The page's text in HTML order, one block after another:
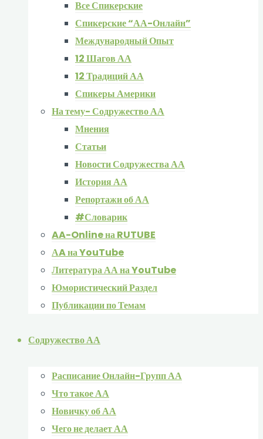
Все Спикерские
Спикерские “АА-Онлайн”
Международный Опыт
12 Шагов АА
12 Традиций АА
Спикеры Америки
На тему- Содружество АА
Мнения
Статьи
Новости Содружества АА
История АА
Репортажи об АА
#Словарик
AA-Online на RUTUBE
АA на YouTube
Литература АА на YouTube
Юмористический Раздел
Публикации по Темам
Содружество АА
Расписание Онлайн-Групп АА
Что такое АА
Новичку об АА
Чего не делает АА